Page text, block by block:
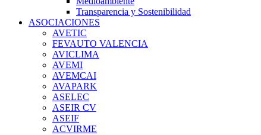
Transparencia y Sostenibilidad
ASOCIACIONES
AVETIC
FEVAUTO VALENCIA
AVICLIMA
AVEMI
AVEMCAI
AVAPARK
ASELEC
ASEIR CV
ASEIF
ACVIRME